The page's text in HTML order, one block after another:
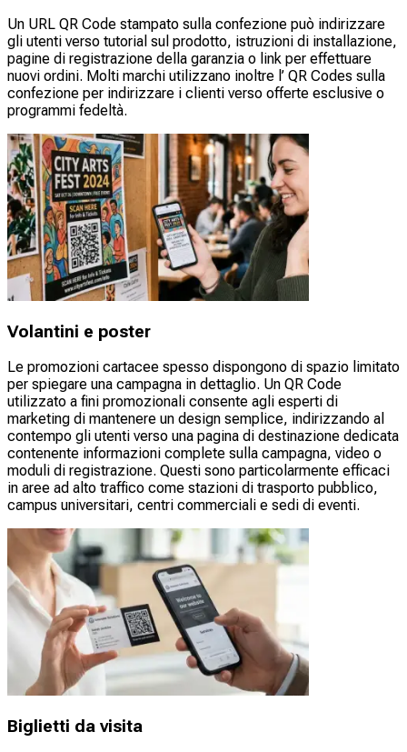
Un URL QR Code stampato sulla confezione può indirizzare
gli utenti verso tutorial sul prodotto, istruzioni di installazione,
pagine di registrazione della garanzia o link per effettuare
nuovi ordini. Molti marchi utilizzano inoltre l’ QR Codes sulla
confezione per indirizzare i clienti verso offerte esclusive o
programmi fedeltà.
Volantini e poster
Le promozioni cartacee spesso dispongono di spazio limitato
per spiegare una campagna in dettaglio. Un QR Code
utilizzato a fini promozionali consente agli esperti di
marketing di mantenere un design semplice, indirizzando al
contempo gli utenti verso una pagina di destinazione dedicata
contenente informazioni complete sulla campagna, video o
moduli di registrazione. Questi sono particolarmente efficaci
in aree ad alto traffico come stazioni di trasporto pubblico,
campus universitari, centri commerciali e sedi di eventi.
Biglietti da visita